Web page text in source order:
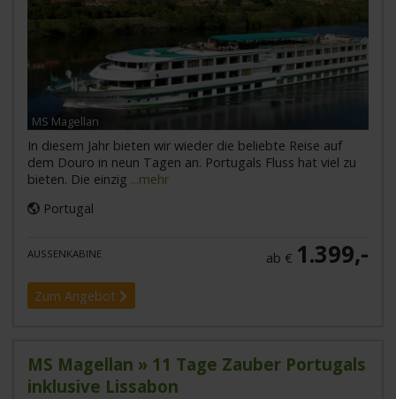
MS Magellan
In diesem Jahr bieten wir wieder die beliebte Reise auf
dem Douro in neun Tagen an. Portugals Fluss hat viel zu
bieten. Die einzig ...mehr
Portugal
AUSSENKABINE ab € 1.399,-
Zum Angebot
MS Magellan » 11 Tage Zauber Portugals
inklusive Lissabon